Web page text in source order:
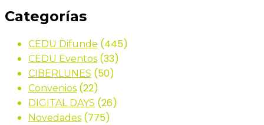
Categorías
CEDU Difunde (445)
CEDU Eventos (33)
CIBERLUNES (50)
Convenios (22)
DIGITAL DAYS (26)
Novedades (775)